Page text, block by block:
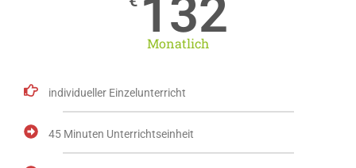
132
Monatlich
individueller Einzelunterricht
45 Minuten Unterrichtseinheit